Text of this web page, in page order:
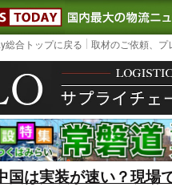
LOGISTICS
総合トップに戻る 取材のご依頼、プ
国は実装が速い？現場